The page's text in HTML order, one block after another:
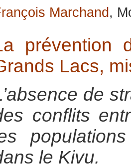
Marchand ,
prévention
Lacs,
de
conflits
le Kivu.